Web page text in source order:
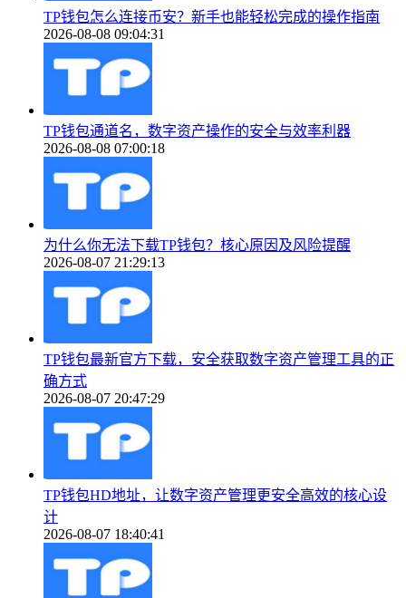
TP钱包怎么连接币安？新手也能轻松完成的操作指南
2026-08-08 09:04:31
TP钱包通道名，数字资产操作的安全与效率利器
2026-08-08 07:00:18
为什么你无法下载TP钱包？核心原因及风险提醒
2026-08-07 21:29:13
TP钱包最新官方下载，安全获取数字资产管理工具的正
确方式
2026-08-07 20:47:29
TP钱包HD地址，让数字资产管理更安全高效的核心设
计
2026-08-07 18:40:41